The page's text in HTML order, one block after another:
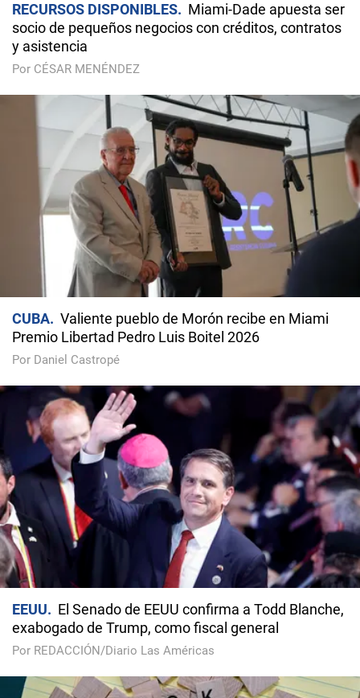
RECURSOS DISPONIBLES
Miami-Dade apuesta ser
socio de pequeños negocios con créditos, contratos
y asistencia
Por CÉSAR MENÉNDEZ
CUBA
Valiente pueblo de Morón recibe en Miami
Premio Libertad Pedro Luis Boitel 2026
Por Daniel Castropé
EEUU
El Senado de EEUU confirma a Todd Blanche,
exabogado de Trump, como fiscal general
Por REDACCIÓN/Diario Las Américas